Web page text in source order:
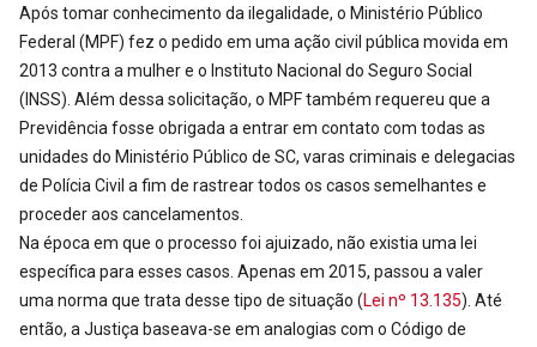
Após tomar conhecimento da ilegalidade, o Ministério Público
Federal (MPF) fez o pedido em uma ação civil pública movida em
2013 contra a mulher e o Instituto Nacional do Seguro Social
(INSS). Além dessa solicitação, o MPF também requereu que a
Previdência fosse obrigada a entrar em contato com todas as
unidades do Ministério Público de SC, varas criminais e delegacias
de Polícia Civil a fim de rastrear todos os casos semelhantes e
proceder aos cancelamentos.
Na época em que o processo foi ajuizado, não existia uma lei
específica para esses casos. Apenas em 2015, passou a valer
uma norma que trata desse tipo de situação (Lei nº 13.135). Até
então, a Justiça baseava-se em analogias com o Código de